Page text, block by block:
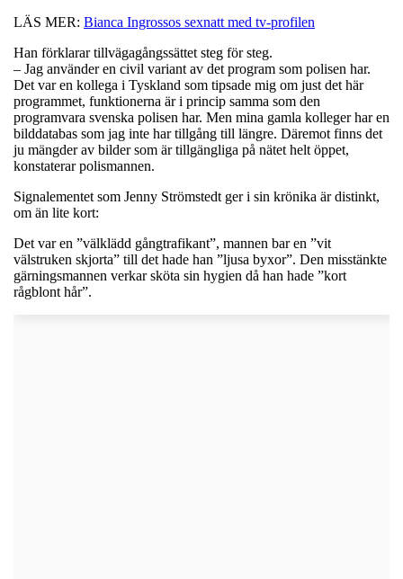
LÄS MER: Bianca Ingrossos sexnatt med tv-profilen
Han förklarar tillvägagångssättet steg för steg.
– Jag använder en civil variant av det program som polisen har.
Det var en kollega i Tyskland som tipsade mig om just det här
programmet, funktionerna är i princip samma som den
programvara svenska polisen har. Men mina gamla kolleger har en
bilddatabas som jag inte har tillgång till längre. Däremot finns det
ju mängder av bilder som är tillgängliga på nätet helt öppet,
konstaterar polismannen.
Signalementet som Jenny Strömstedt ger i sin krönika är distinkt,
om än lite kort:
Det var en ”välklädd gångtrafikant”, mannen bar en ”vit
välstruken skjorta” till det hade han ”ljusa byxor”. Den misstänkte
gärningsmannen verkar sköta sin hygien då han hade ”kort
rågblont hår”.